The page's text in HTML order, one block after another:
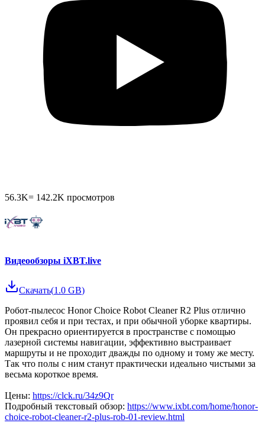
56.3K= 142.2K просмотров
Видеообзоры iXBT.live
Скачать(1.0 GB)
Робот-пылесос Honor Choice Robot Cleaner R2 Plus отлично
проявил себя и при тестах, и при обычной уборке квартиры.
Он прекрасно ориентируется в пространстве с помощью
лазерной системы навигации, эффективно выстраивает
маршруты и не проходит дважды по одному и тому же месту.
Так что полы с ним станут практически идеально чистыми за
весьма короткое время.
Цены: https://clck.ru/34z9Qr
Подробный текстовый обзор: https://www.ixbt.com/home/honor-
choice-robot-cleaner-r2-plus-rob-01-review.html